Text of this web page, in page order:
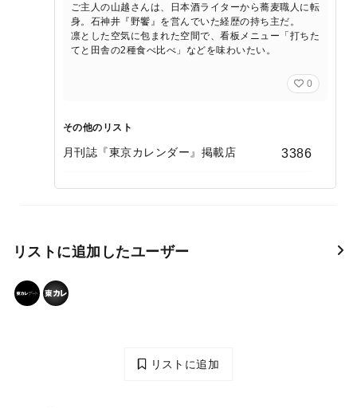
ご主人の山越さんは、日本酒ライターから蕎麦職人に転
身。石神井『野饗』を営んでいた経歴の持ち主だ。
凛とした空気に包まれた空間で、看板メニュー「打ちた
てと田舎の2種食べ比べ」などを味わいたい。
0
その他のリスト
月刊誌『東京カレンダー』掲載店 3386
リストに追加したユーザー
リストに追加